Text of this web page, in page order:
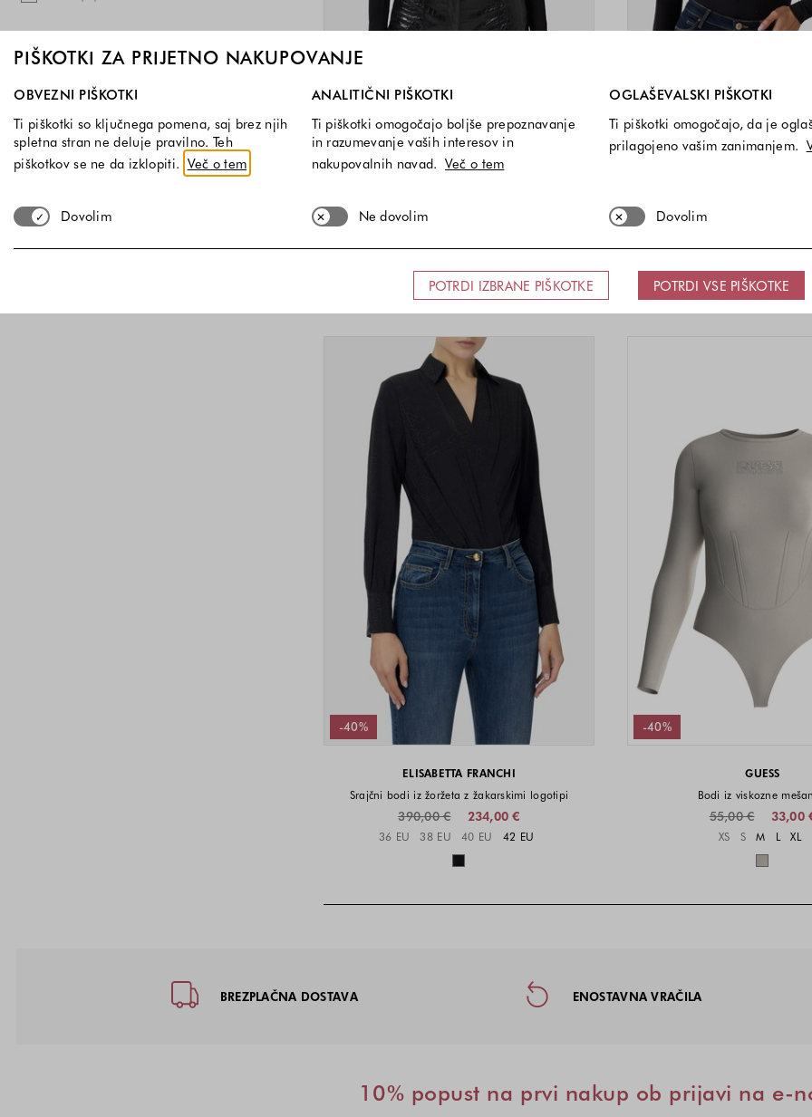
Znižano
Cena
Zgornja meja
€
-30%
Pleten bodi z dekorativno verižico
Velikosti na voljo
34 EU 36 EU 38 EU 40 EU
Barve na voljo
-40%
Bodi z okrasnimi
XS S M L
Barve
-40%
ELISABETTA FRANCHI
Srajčni bodi iz žoržeta z žakarskimi logotipi
234,00 €
390,00 €
Velikosti na voljo
36 EU 38 EU 40 EU 42 EU
Barve na voljo
-40%
GUESS
Bodi iz viskozne
33,00
55,00 €
XS S M L XL
Barve
BREZPLAČNA DOSTAVA ENOSTAVNA VRAČILA
10% popust na prvi nakup ob prijavi na e-
PIŠKOTKI ZA PRIJETNO NAKUPOVANJE
Izberite, katere skupine piškotkov dovolite. Obvezni piškotki so vedno vključeni.
OBVEZNI PIŠKOTKI
Ti piškotki so ključnega pomena, saj brez njih
spletna stran ne deluje pravilno. Teh
piškotkov se ne da izklopiti. Več o tem
Dovolim
ANALITIČNI PIŠKOTKI
Ti piškotki omogočajo boljše prepoznavanje
in razumevanje vaših interesov in
nakupovalnih navad. Več o tem
Ne dovolim
OGLAŠEVALSKI PIŠKOTKI
Ti piškotki omogočajo, da je
prilagojeno vašim zanimanjem.
Dovolim
POTRDI IZBRANE PIŠKOTKE POTRDI VSE PIŠKOTKE